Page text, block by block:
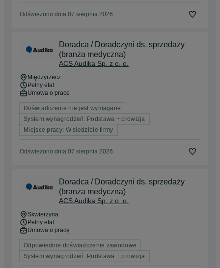
Odświeżono dnia 07 sierpnia 2026
Doradca / Doradczyni ds. sprzedaży
(branża medyczna)
ACS Audika Sp. z o. o.
Międzyrzecz
Pełny etat
Umowa o pracę
Doświadczenie nie jest wymagane
System wynagrodzeń: Podstawa + prowizja
Miejsce pracy: W siedzibie firmy
Odświeżono dnia 07 sierpnia 2026
Doradca / Doradczyni ds. sprzedaży
(branża medyczna)
ACS Audika Sp. z o. o.
Skwierzyna
Pełny etat
Umowa o pracę
Odpowiednie doświadczenie zawodowe
System wynagrodzeń: Podstawa + prowizja